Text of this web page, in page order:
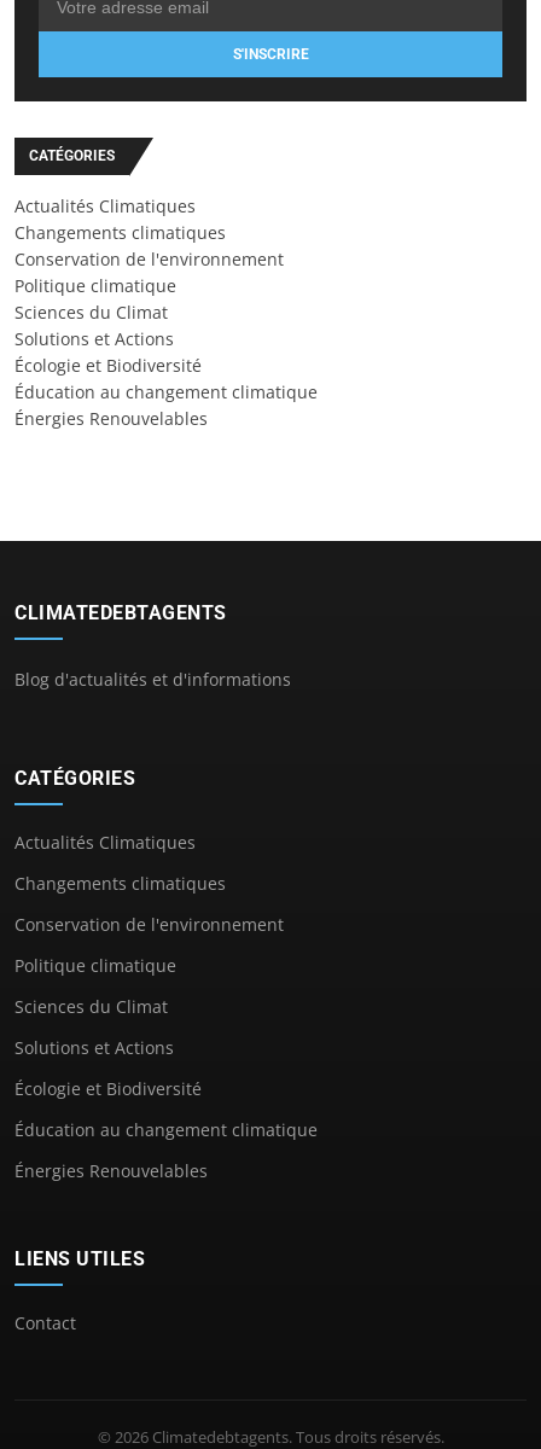
S'INSCRIRE
CATÉGORIES
Actualités Climatiques
Changements climatiques
Conservation de l'environnement
Politique climatique
Sciences du Climat
Solutions et Actions
Écologie et Biodiversité
Éducation au changement climatique
Énergies Renouvelables
CLIMATEDEBTAGENTS
Blog d'actualités et d'informations
CATÉGORIES
Actualités Climatiques
Changements climatiques
Conservation de l'environnement
Politique climatique
Sciences du Climat
Solutions et Actions
Écologie et Biodiversité
Éducation au changement climatique
Énergies Renouvelables
LIENS UTILES
Contact
© 2026 Climatedebtagents. Tous droits réservés.